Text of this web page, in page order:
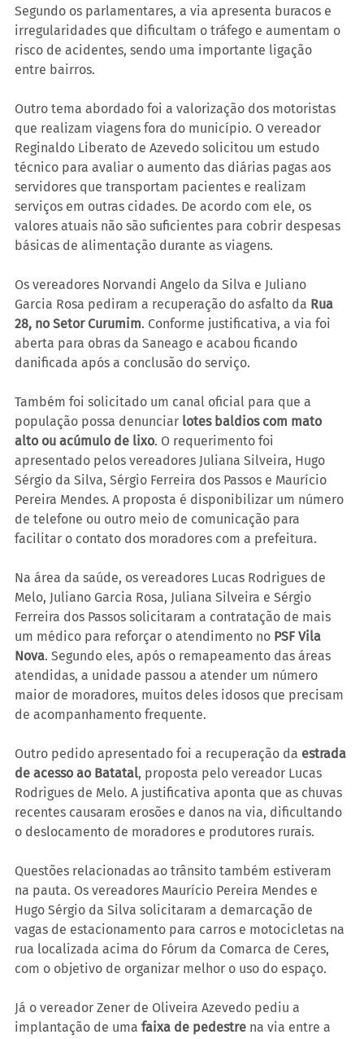
Segundo os parlamentares, a via apresenta buracos e
irregularidades que dificultam o tráfego e aumentam o
risco de acidentes, sendo uma importante ligação
entre bairros.
Outro tema abordado foi a valorização dos motoristas
que realizam viagens fora do município. O vereador
Reginaldo Liberato de Azevedo solicitou um estudo
técnico para avaliar o aumento das diárias pagas aos
servidores que transportam pacientes e realizam
serviços em outras cidades. De acordo com ele, os
valores atuais não são suficientes para cobrir despesas
básicas de alimentação durante as viagens.
Os vereadores Norvandi Angelo da Silva e Juliano
Garcia Rosa pediram a recuperação do asfalto da Rua
28, no Setor Curumim. Conforme justificativa, a via foi
aberta para obras da Saneago e acabou ficando
danificada após a conclusão do serviço.
Também foi solicitado um canal oficial para que a
população possa denunciar lotes baldios com mato
alto ou acúmulo de lixo. O requerimento foi
apresentado pelos vereadores Juliana Silveira, Hugo
Sérgio da Silva, Sérgio Ferreira dos Passos e Maurício
Pereira Mendes. A proposta é disponibilizar um número
de telefone ou outro meio de comunicação para
facilitar o contato dos moradores com a prefeitura.
Na área da saúde, os vereadores Lucas Rodrigues de
Melo, Juliano Garcia Rosa, Juliana Silveira e Sérgio
Ferreira dos Passos solicitaram a contratação de mais
um médico para reforçar o atendimento no PSF Vila
Nova. Segundo eles, após o remapeamento das áreas
atendidas, a unidade passou a atender um número
maior de moradores, muitos deles idosos que precisam
de acompanhamento frequente.
Outro pedido apresentado foi a recuperação da estrada
de acesso ao Batatal, proposta pelo vereador Lucas
Rodrigues de Melo. A justificativa aponta que as chuvas
recentes causaram erosões e danos na via, dificultando
o deslocamento de moradores e produtores rurais.
Questões relacionadas ao trânsito também estiveram
na pauta. Os vereadores Maurício Pereira Mendes e
Hugo Sérgio da Silva solicitaram a demarcação de
vagas de estacionamento para carros e motocicletas na
rua localizada acima do Fórum da Comarca de Ceres,
com o objetivo de organizar melhor o uso do espaço.
Já o vereador Zener de Oliveira Azevedo pediu a
implantação de uma faixa de pedestre na via entre a